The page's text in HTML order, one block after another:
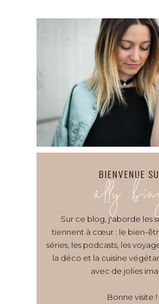
BIENVENUE
ally
Sur ce blog, j'aborde les
tiennent à cœur : le bien-
séries, les podcasts, les
la déco et la cuisine
avec de jolies
Bonne visite !